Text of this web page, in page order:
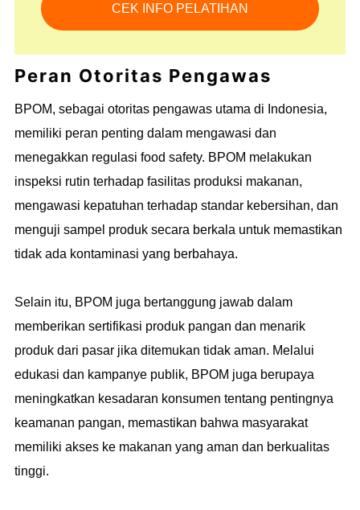
CEK INFO PELATIHAN
Peran Otoritas Pengawas
BPOM, sebagai otoritas pengawas utama di Indonesia,
memiliki peran penting dalam mengawasi dan
menegakkan regulasi food safety. BPOM melakukan
inspeksi rutin terhadap fasilitas produksi makanan,
mengawasi kepatuhan terhadap standar kebersihan, dan
menguji sampel produk secara berkala untuk memastikan
tidak ada kontaminasi yang berbahaya.
Selain itu, BPOM juga bertanggung jawab dalam
memberikan sertifikasi produk pangan dan menarik
produk dari pasar jika ditemukan tidak aman. Melalui
edukasi dan kampanye publik, BPOM juga berupaya
meningkatkan kesadaran konsumen tentang pentingnya
keamanan pangan, memastikan bahwa masyarakat
memiliki akses ke makanan yang aman dan berkualitas
tinggi.